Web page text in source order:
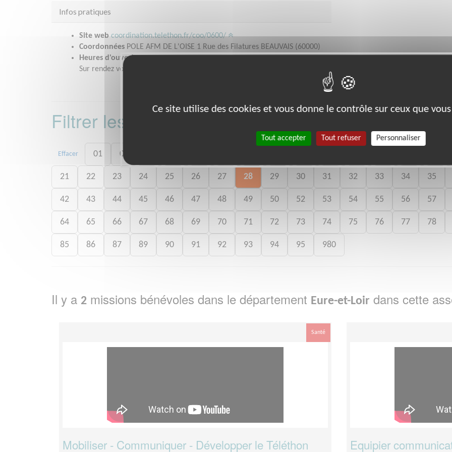
Infos pratiques
Site web coordination.telethon.fr/coo/0600/
Coordonnées POLE AFM DE L'OISE 1 Rue des Filatures BEAUVAIS (60000)
Heures d'ouverture
Sur rendez vous
Filtrer les missions bénévoles par département :
Effacer 01 02
21 22 23 24 25 26 27 28 29 30 31 32 33 34 35
42 43 44 45 46 47 48 49 50 52 53 54 55 56 57
64 65 66 67 68 69 70 71 72 73 74 75 76 77 78
85 86 87 89 90 91 92 93 94 95 980
Il y a 2 missions bénévoles dans le département Eure-et-Loir dans cette
Santé
Mobiliser - Communiquer - Développer le Téléthon
Equipier
Ce site utilise des cookies et vous donne le contrôle sur ceux que
Tout accepter Tout refuser Personnaliser